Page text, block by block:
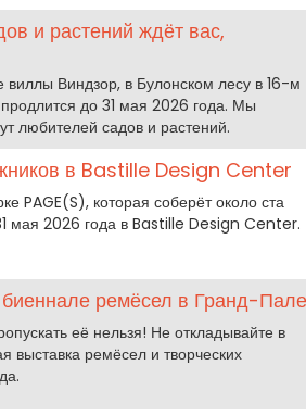
и растений ждёт вас,
Виндзор, в Булонском лесу в 16-м
до 31 мая 2026 года. Мы
любителей садов и растений.
в Bastille Design Center
PAGE(S), которая соберёт около ста
мая 2026 года в Bastille Design Center.
ремёсел в Гранд-Пале
её нельзя! Не откладывайте в
ремёсел и творческих